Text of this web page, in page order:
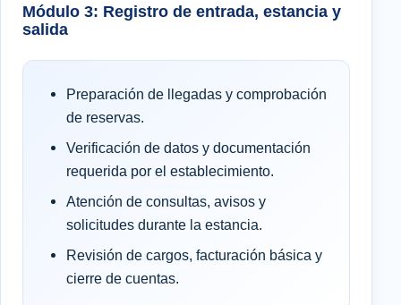
Módulo 3: Registro de entrada, estancia y
salida
Preparación de llegadas y comprobación
de reservas.
Verificación de datos y documentación
requerida por el establecimiento.
Atención de consultas, avisos y
solicitudes durante la estancia.
Revisión de cargos, facturación básica y
cierre de cuentas.